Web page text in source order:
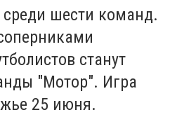
шести команд.
станут
"Мотор". Игра
25 июня.